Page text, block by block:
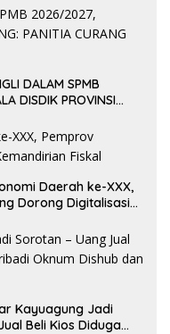
DALAM SPMB
DISDIK PROVINSI
Daerah ke-XXX,
Dorong Digitalisasi
Kayuagung Jadi
Beli Kios Diduga